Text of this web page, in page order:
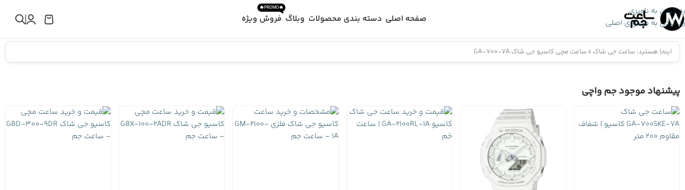
رد کردن به ناوبری
رد کردن به محتوای اصلی
صفحه اصلی دسته بندی محصولات وبلاگ فروش ویژه
🔥PROMO🔥
اینجا هستید: ساعت جی شاک » ساعت مچی کاسیو جی شاک GA-700-7A
پیشنهاد موجود جم واچی